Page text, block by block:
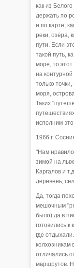
как из
держать по
и по карте,
реки, озёра,
пути. Если
такой путь,
море, то
на контурной
только
моря,
Таких
исполним
1966 г.
"Нам
зимой на
Каргалов и
деревень,
Да, тогда
мешочным
было) да в
готовились к
где
колхозникам
отличались
маршрутов.